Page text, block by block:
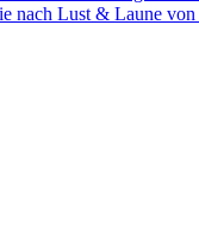
nach Lust & Laune